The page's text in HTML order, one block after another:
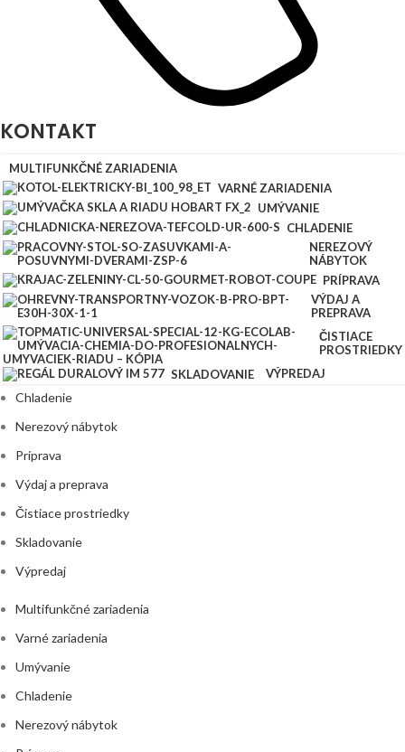
MULTIFUNKČNÉ ZARIADENIA
VARNÉ ZARIADENIA
UMÝVANIE
CHLADENIE
NEREZOVÝ
NÁBYTOK
PRÍPRAVA
VÝDAJ A
PREPRAVA
ČISTIACE
PROSTRIEDKY
SKLADOVANIE
VÝPREDAJ
KONTAKT
Multifunkčné zariadenia
Varné zariadenia
Umývanie
Chladenie
Nerezový nábytok
Príprava
Výdaj a preprava
Čistiace prostriedky
Skladovanie
Výpredaj
Multifunkčné zariadenia
Varné zariadenia
Umývanie
Chladenie
Nerezový nábytok